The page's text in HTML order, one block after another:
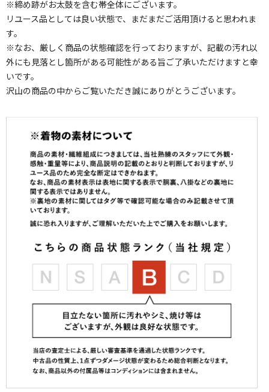
※締め跡がお太鼓を含む帯全体にございます。
リユース品としては良い状態で、まだまだご活用頂けると思われま
す。
※なお、厳しく商品の状態確認を行っておりますが、記載の汚れ以
外にも見落とし箇所がある可能性がある旨ご了承いただけますと幸
いです。
沢山の商品の中からご覧いただき誠にありがとうございます。